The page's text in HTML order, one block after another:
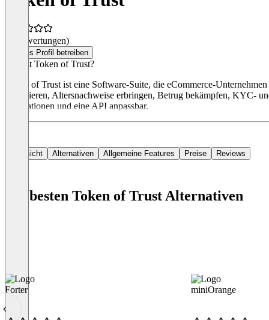
(0 Bewertungen)
Dieses Profil betreiben
Was ist Token of Trust?
Token of Trust ist eine Software-Suite, die eCommerce-
verifizieren, Altersnachweise erbringen, Betrug bekämpfen, KYC-
Integrationen und eine API anpassbar.
Übersicht Alternativen Allgemeine Features Preise Reviews
Die besten Token of Trust Alternativen
Forter miniOrange